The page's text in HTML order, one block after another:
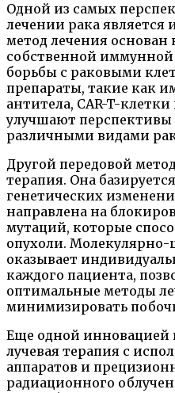
Одной из самых
лечении рака является
метод лечения основан
собственной
борьбы с раковыми
препараты, такие как
антитела, CAR-T-
улучшают перспективы
различными видами
Другой передовой
терапия. Она
генетических
направлена на
мутаций, которые
опухоли. Молекулярно-
оказывает
каждого пациента,
оптимальные методы
минимизировать
Еще одной инновацией
лучевая терапия с
аппаратов и
радиационного